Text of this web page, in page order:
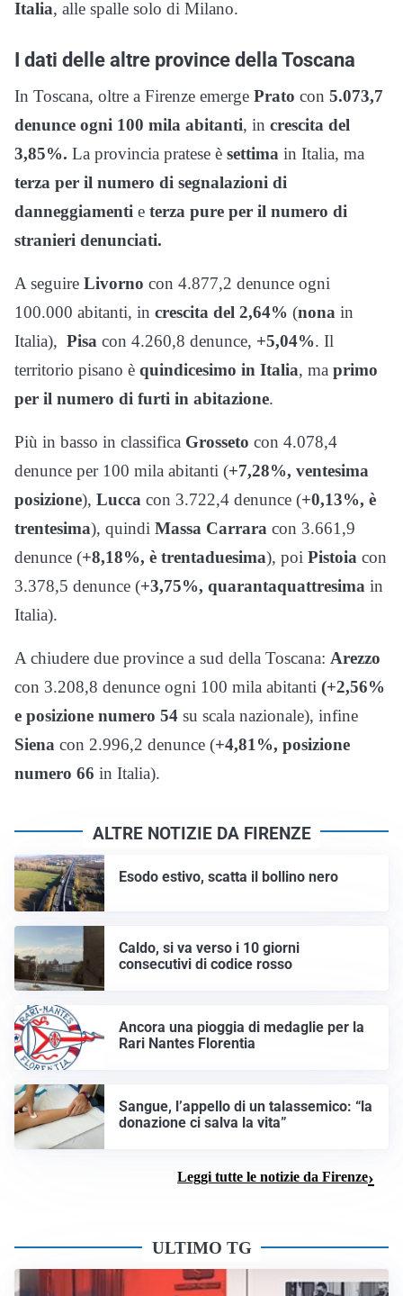
Italia, alle spalle solo di Milano.
I dati delle altre province della Toscana
In Toscana, oltre a Firenze emerge Prato con 5.073,7
denunce ogni 100 mila abitanti, in crescita del
3,85%. La provincia pratese è settima in Italia, ma
terza per il numero di segnalazioni di
danneggiamenti e terza pure per il numero di
stranieri denunciati.
A seguire Livorno con 4.877,2 denunce ogni
100.000 abitanti, in crescita del 2,64% (nona in
Italia), Pisa con 4.260,8 denunce, +5,04%. Il
territorio pisano è quindicesimo in Italia, ma primo
per il numero di furti in abitazione.
Più in basso in classifica Grosseto con 4.078,4
denunce per 100 mila abitanti (+7,28%, ventesima
posizione), Lucca con 3.722,4 denunce (+0,13%, è
trentesima), quindi Massa Carrara con 3.661,9
denunce (+8,18%, è trentaduesima), poi Pistoia con
3.378,5 denunce (+3,75%, quarantaquattresima in
Italia).
A chiudere due province a sud della Toscana: Arezzo
con 3.208,8 denunce ogni 100 mila abitanti (+2,56%
e posizione numero 54 su scala nazionale), infine
Siena con 2.996,2 denunce (+4,81%, posizione
numero 66 in Italia).
ALTRE NOTIZIE DA FIRENZE
Esodo estivo, scatta il bollino nero
Caldo, si va verso i 10 giorni
consecutivi di codice rosso
Ancora una pioggia di medaglie per la
Rari Nantes Florentia
Sangue, l’appello di un talassemico: “la
donazione ci salva la vita”
Leggi tutte le notizie da Firenze
ULTIMO TG